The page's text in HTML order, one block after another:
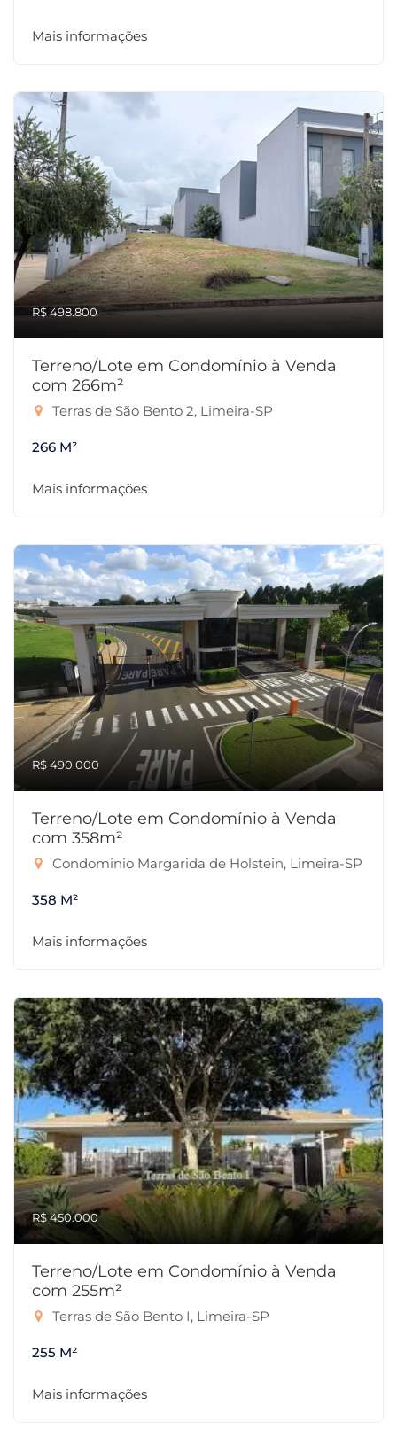
Mais informações
R$ 498.800
Terreno/Lote em Condomínio à Venda
com 266m²
Terras de São Bento 2, Limeira-SP
266 M²
Mais informações
R$ 490.000
Terreno/Lote em Condomínio à Venda
com 358m²
Condominio Margarida de Holstein, Limeira-SP
358 M²
Mais informações
R$ 450.000
Terreno/Lote em Condomínio à Venda
com 255m²
Terras de São Bento I, Limeira-SP
255 M²
Mais informações